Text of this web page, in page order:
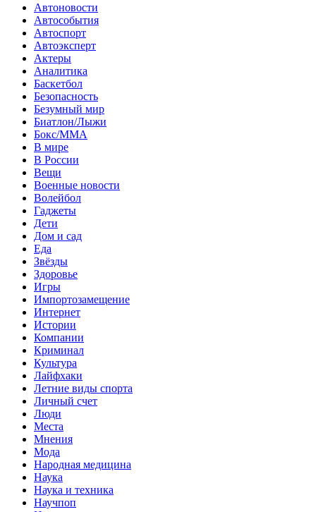
Автоновости
Автособытия
Автоспорт
Автоэксперт
Актеры
Аналитика
Баскетбол
Безопасность
Безумный мир
Биатлон/Лыжи
Бокс/MMA
В мире
В России
Вещи
Военные новости
Волейбол
Гаджеты
Дети
Дом и сад
Еда
Звёзды
Здоровье
Игры
Импортозамещение
Интернет
Истории
Компании
Криминал
Культура
Лайфхаки
Летние виды спорта
Личный счет
Люди
Места
Мнения
Мода
Народная медицина
Наука
Наука и техника
Научпоп